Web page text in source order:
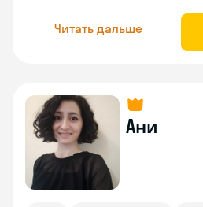
Читать дальше
Ани